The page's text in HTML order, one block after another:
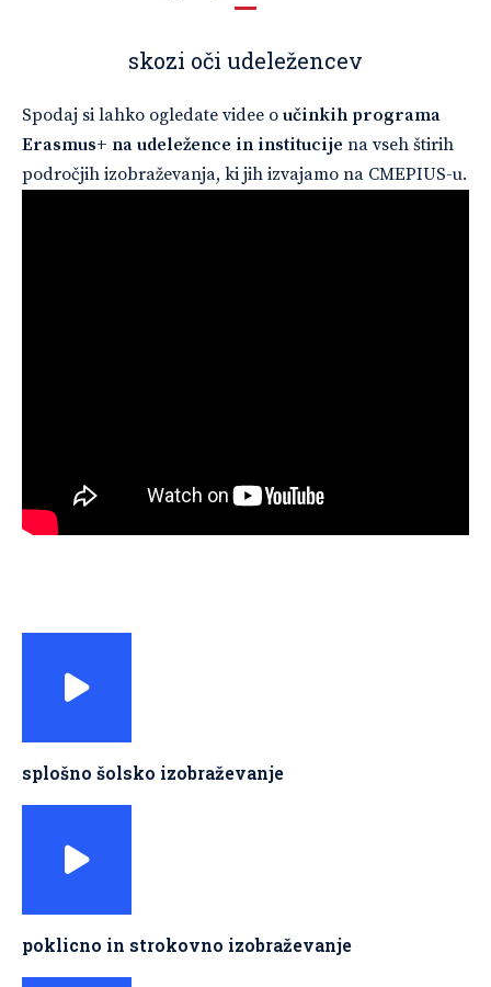
skozi oči udeležencev
Spodaj si lahko ogledate videe o učinkih programa
Erasmus+ na udeležence in institucije na vseh štirih
področjih izobraževanja, ki jih izvajamo na CMEPIUS-u.
splošno šolsko izobraževanje
poklicno in strokovno izobraževanje